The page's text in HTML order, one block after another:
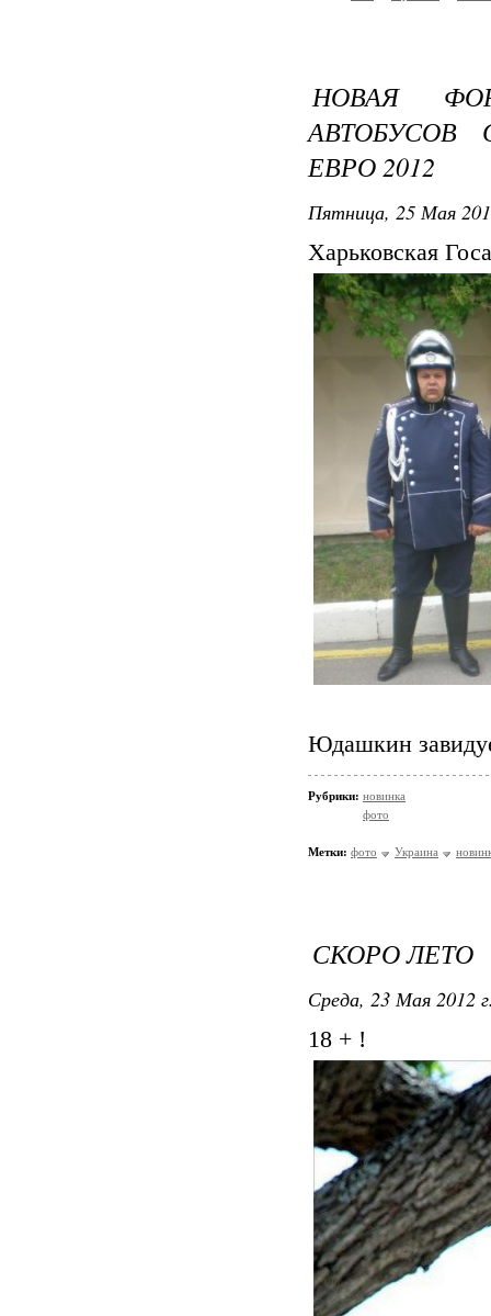
НОВАЯ
ЕВРО 2012
Пятница, 25 Мая
Харьковская
Юдашкин
Рубрики: новинка
фото
Метки: фото Украина
СКОРО ЛЕТО
Среда, 23 Мая 2012
18 + !